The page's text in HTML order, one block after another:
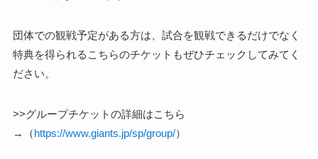
団体での観戦予定がある方は、試合を観戦できるだけでなく
特典を得られるこちらのチケットもぜひチェックしてみてく
ださい。
>>グループチケットの詳細はこちら
→（https://www.giants.jp/sp/group/）